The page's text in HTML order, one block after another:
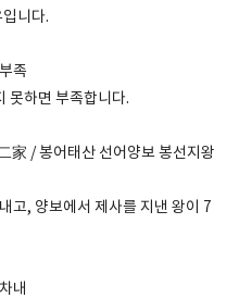
니다.
족
못하면 부족합니다.
/ 봉어태산 선어양보 봉선지왕
고, 양보에서 제사를 지낸 왕이 7
내